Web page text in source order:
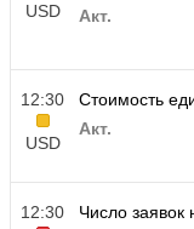
USD
Акт.
12:30
USD
Стоимость
Акт.
12:30
Число заявок